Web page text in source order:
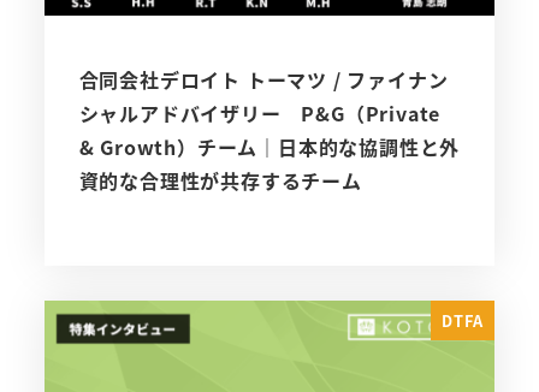
合同会社デロイト トーマツ / ファイナン
シャルアドバイザリー P&G（Private
& Growth）チーム｜日本的な協調性と外
資的な合理性が共存するチーム
DTFA